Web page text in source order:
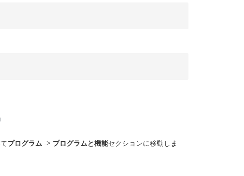
プログラム -> プログラムと機能セクションに移動しま